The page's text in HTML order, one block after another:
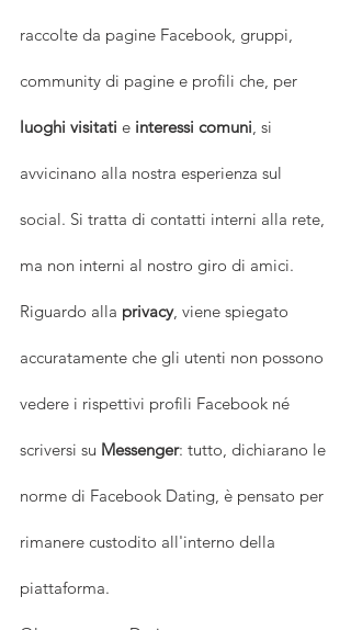
raccolte da pagine Facebook, gruppi,
community di pagine e profili che, per
luoghi visitati e interessi comuni, si
avvicinano alla nostra esperienza sul
social. Si tratta di contatti interni alla rete,
ma non interni al nostro giro di amici.
Riguardo alla privacy, viene spiegato
accuratamente che gli utenti non possono
vedere i rispettivi profili Facebook né
scriversi su Messenger: tutto, dichiarano le
norme di Facebook Dating, è pensato per
rimanere custodito all'interno della
piattaforma.